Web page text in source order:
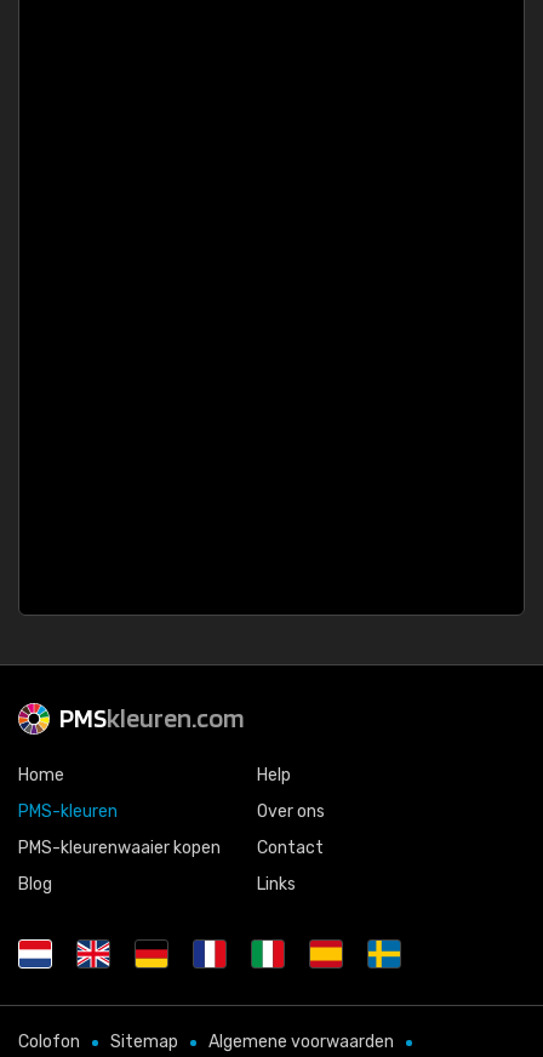
PMSkleuren.com
Home
PMS-kleuren
PMS-kleurenwaaier kopen
Blog
Help
Over ons
Contact
Links
Colofon Sitemap Algemene voorwaarden